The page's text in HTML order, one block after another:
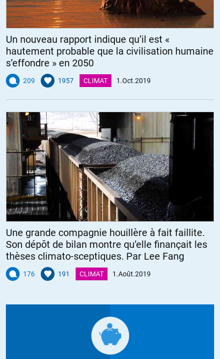
Un nouveau rapport indique qu’il est «
hautement probable que la civilisation humaine
s’effondre » en 2050
209 1957 CLIMAT 1.Oct.2019
Une grande compagnie houillère à fait faillite.
Son dépôt de bilan montre qu’elle finançait les
thèses climato-sceptiques. Par Lee Fang
176 191 CLIMAT 1.Août.2019